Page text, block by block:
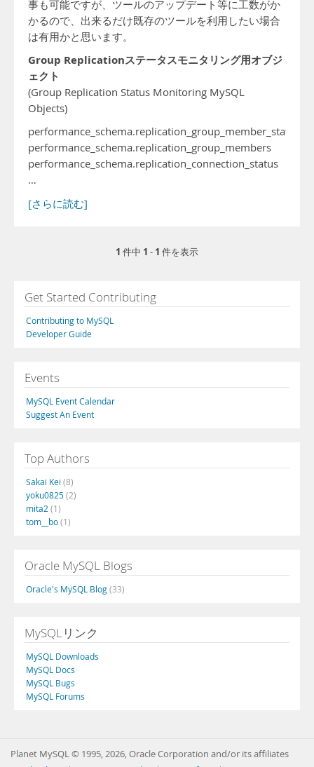
事も可能ですが、ツールのアップデート等に工数がか
かるので、出来るだけ既存のツールを利用したい場合
は有用かと思います。
Group Replicationステータスモニタリング用オブジ
ェクト
(Group Replication Status Monitoring MySQL
Objects)
performance_schema.replication_group_member_stats
performance_schema.replication_group_members
performance_schema.replication_connection_status
…
[さらに読む]
1 件中 1 - 1 件を表示
Get Started Contributing
Contributing to MySQL
Developer Guide
Events
MySQL Event Calendar
Suggest An Event
Top Authors
Sakai Kei (8)
yoku0825(2)
mita2 (1)
tom__bo(1)
Oracle MySQL Blogs
Oracle's MySQL Blog(33)
MySQLリンク
MySQL Downloads
MySQL Docs
MySQL Bugs
MySQL Forums
Planet MySQL © 1995, 2026, Oracle Corporation and/or its affiliates